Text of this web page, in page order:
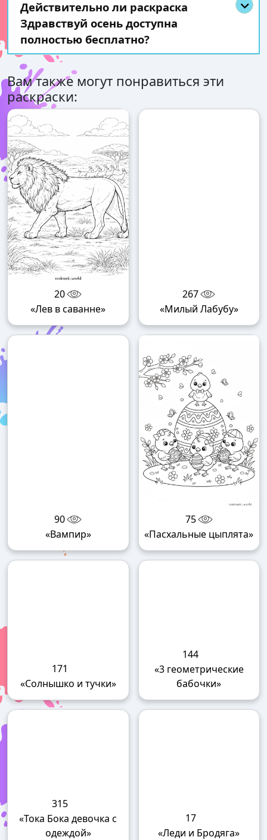
Действительно ли раскраска
Здравствуй осень доступна
полностью бесплатно?
Вам также могут понравиться эти
раскраски:
20
«Лев в саванне»
267
«Милый Лабубу»
90
«Вампир»
75
«Пасхальные цыплята»
171
«Солнышко и тучки»
144
«3 геометрические
бабочки»
315
«Тока Бока девочка с
одеждой»
17
«Леди и Бродяга»